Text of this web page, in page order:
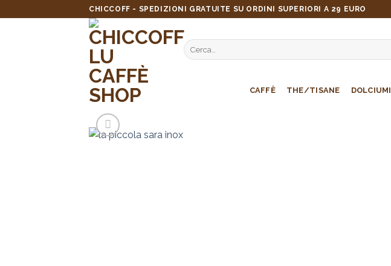
to
CHICCOFF - SPEDIZIONI GRATUITE SU ORDINI SUPERIORI A 29 EURO
Cerca:
CAFFÈ THE/TISANE DOLCIUMI